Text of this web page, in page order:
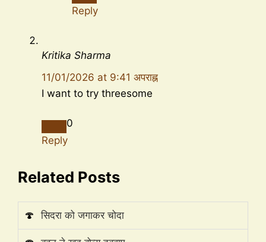
Reply
Kritika Sharma
11/01/2026 at 9:41 अपराह्न
I want to try threesome
0
Reply
Related Posts
🍄 सिदरा को जगाकर चोदा